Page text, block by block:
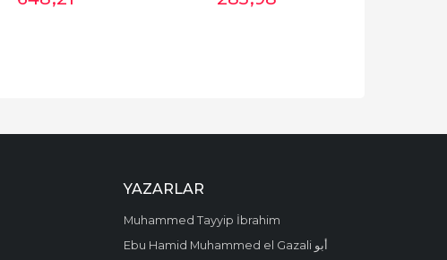
YAZARLAR
Muhammed Tayyip İbrahim
Ebu Hamid Muhammed el Gazali أبو